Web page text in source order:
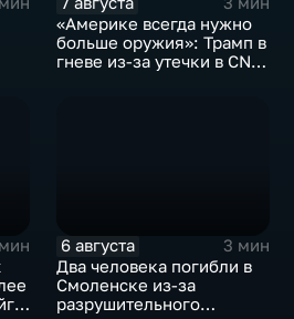
«Америке всегда нужно
больше оружия»: Трамп в
гневе из-за утечки в CNN
6 августа
3 мин
Два человека погибли в
Смоленске из-за
разрушительного